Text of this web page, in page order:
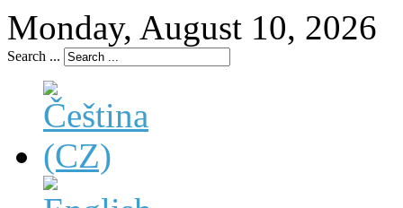
Monday, August 10, 2026
Search ...